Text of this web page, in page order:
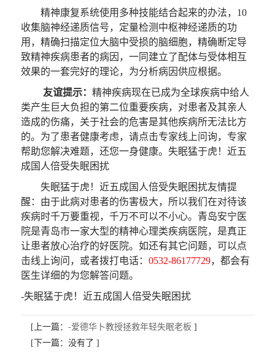
精神康复系统使用多种技能结合起来的办法，10
收集脑神经递质信号，定量检测中枢神经递质的功
用，精确扫描定位大脑中受损的脑细胞，精确断定导
致精神疾病患者的病因，一同建立了配体与受体相互
效果的一套完好的理论，为分析病因供应根据。
友谊提示：精神疾病现在已成为全球疾病中给人
类产生巨大负担的第二位重要疾病，对患者及其亲人
造成的伤痛，关于社会的危害是其他疾病所无法比方
的。为了患者健康考虑，请点击专家线上问询，专家
帮助您解决难题，还您一身健康。失眠猛于虎！近五
成国人倍受失眠困扰
失眠猛于虎！近五成国人倍受失眠困扰友情提
醒 ：由于此病对患者的伤害极大，所以我们在对待该
疾病时千万要重视，千万不可以不小心。青岛安宁医
院是青岛市一家大型的精神心理类疾病医院，是真正
让患者放心治疗的好医院。如还有其它问题，可以点
击线上询问，或者拨打电话：0532-86177729，都会有
医生详细的为您解答问题。
-失眠猛于虎！近五成国人倍受失眠困扰
[上一篇： -爱德华卜教授拯救年轻失眠老板 ]
[下一篇：没有了 ]